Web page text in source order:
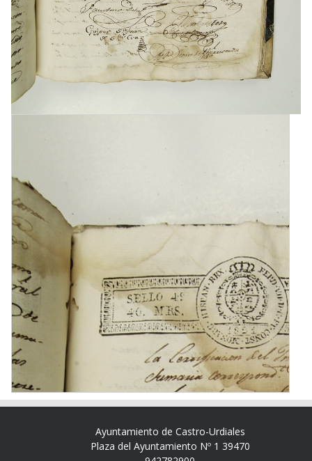
Ayuntamiento de Castro-Urdiales
Plaza del Ayuntamiento Nº 1 39470